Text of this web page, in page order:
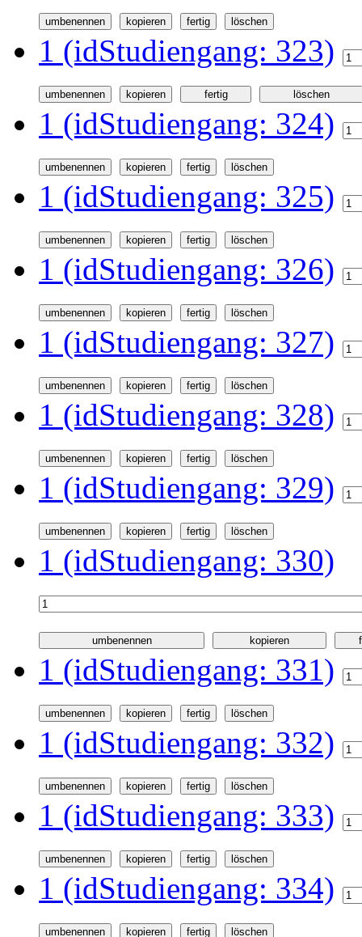
1 (idStudiengang: 323)
1 (idStudiengang: 324)
1 (idStudiengang: 325)
1 (idStudiengang: 326)
1 (idStudiengang: 327)
1 (idStudiengang: 328)
1 (idStudiengang: 329)
1 (idStudiengang: 330)
1 (idStudiengang: 331)
1 (idStudiengang: 332)
1 (idStudiengang: 333)
1 (idStudiengang: 334)